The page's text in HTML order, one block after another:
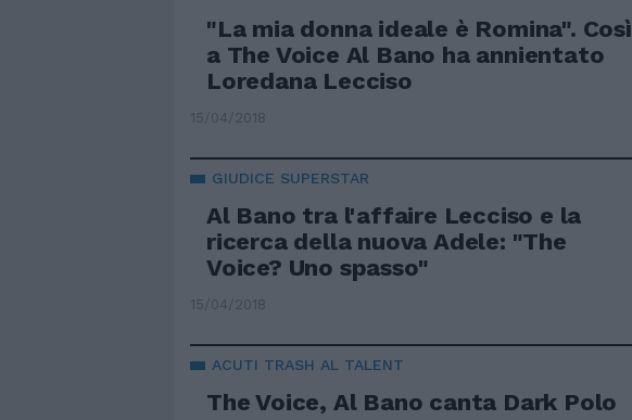
"La mia donna ideale è Romina". Così
a The Voice Al Bano ha annientato
Loredana Lecciso
15/04/2018
GIUDICE SUPERSTAR
Al Bano tra l'affaire Lecciso e la
ricerca della nuova Adele: "The
Voice? Uno spasso"
15/04/2018
ACUTI TRASH AL TALENT
The Voice, Al Bano canta Dark Polo